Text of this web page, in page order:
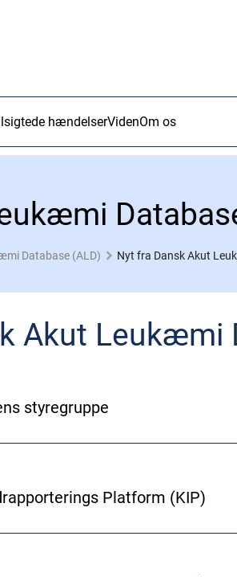
hændelserVidenOm os
Database (ALD) Nyt fra Dansk Akut
Akut Leukæmi
styregruppe
Platform (KIP)